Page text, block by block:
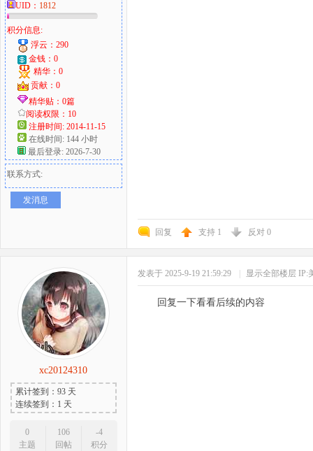
UID： 1812
积分信息:
浮云：290
金钱：0
精华：0
贡献：0
精华贴：0篇
阅读权限：10
注册时间: 2014-11-15
在线时间: 144 小时
最后登录: 2026-7-30
联系方式:
发消息
回复 支持 1 反对 0
xc20124310
累计签到：93 天
连续签到：1 天
0
主题
106
回帖
-4
积分
发表于 2025-9-19 21:59:29 显示全部楼层 IP:
回复一下看看后续的内容